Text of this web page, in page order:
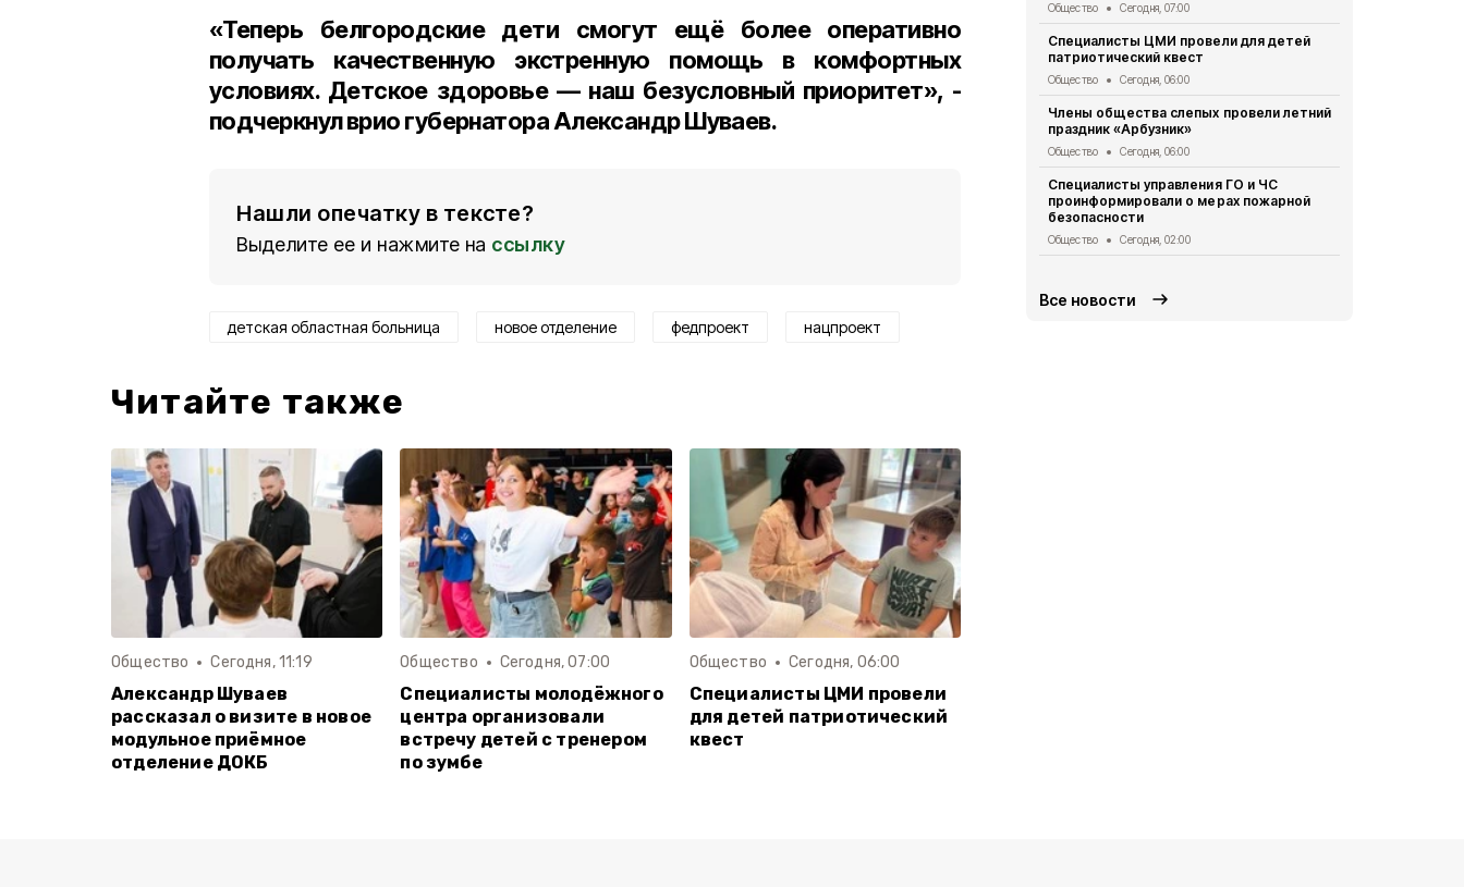
«Теперь белгородские дети смогут ещё более оперативно
получать качественную экстренную помощь в комфортных
условиях. Детское здоровье — наш безусловный приоритет», -
подчеркнул врио губернатора Александр Шуваев.
Нашли опечатку в тексте?
Выделите ее и нажмите на ссылку
детская областная больница новое отделение федпроект нацпроект
Читайте также
Общество Сегодня, 11:19
Александр Шуваев
рассказал о визите в новое
модульное приёмное
отделение ДОКБ
Общество Сегодня, 07:00
Специалисты молодёжного
центра организовали
встречу детей с тренером
по зумбе
Общество Сегодня, 06:00
Специалисты ЦМИ провели
для детей патриотический
квест
Общество Сегодня, 07:00
Специалисты ЦМИ провели для детей
патриотический квест
Общество Сегодня, 06:00
Члены общества слепых провели летний
праздник «Арбузник»
Общество Сегодня, 06:00
Специалисты управления ГО и ЧС
проинформировали о мерах пожарной
безопасности
Общество Сегодня, 02:00
Все новости